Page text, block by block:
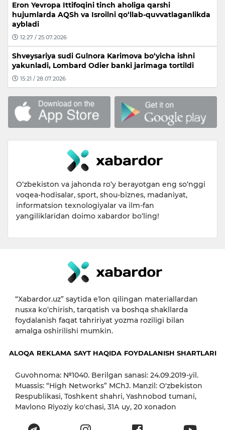
Eron Yevropa Ittifoqini tinch aholiga qarshi
hujumlarda AQSh va Isroilni qo‘llab-quvvatlaganlikda
aybladi
12:27 / 25.07.2026
Shveysariya sudi Gulnora Karimova bo‘yicha ishni
yakunladi, Lombard Odier banki jarimaga tortildi
15:21 / 28.07.2026
O‘zbekiston va jahonda ro‘y berayotgan eng so‘nggi
voqea-hodisalar, sport, shou-biznes, madaniyat,
informatsion texnologiyalar va ilm-fan
yangiliklaridan doimo xabardor bo‘ling!
“Xabardor.uz” saytida eʼlon qilingan materiallardan
nusxa ko‘chirish, tarqatish va boshqa shakllarda
foydalanish faqat tahririyat yozma roziligi bilan
amalga oshirilishi mumkin.
ALOQA REKLAMA SAYT HAQIDA FOYDALANISH SHARTLARI
Guvohnoma: №1040. Berilgan sanasi: 24.09.2019-yil.
Muassis: “High Networks” MChJ. Manzil: O'zbekiston
Respublikasi, Toshkent shahri, Yashnobod tumani,
Mavlono Riyoziy ko'chasi, 31А uy, 20 xonadon